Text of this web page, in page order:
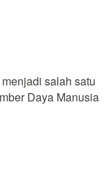
salah satu
Daya Manusia